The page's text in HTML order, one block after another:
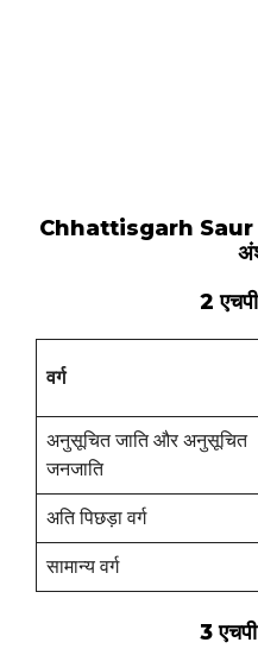
Chhattisgarh Saur
2
वर्ग
अनुसूचित जाति और अनुसूचित
जनजाति
अति पिछड़ा वर्ग
सामान्य वर्ग
3